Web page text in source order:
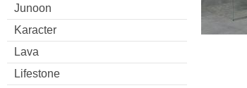
Junoon
Karacter
Lava
Lifestone